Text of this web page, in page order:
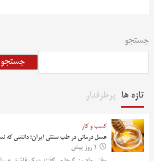
جستجو
جستجو
تازه ها پرطرفدار
کسب و کار
عسل درمانی در طب سنتی ایران؛ دانشی که
1 روز پیش